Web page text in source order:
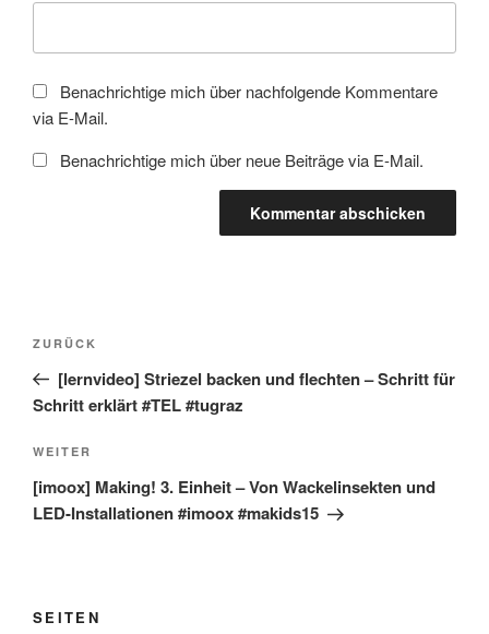
Benachrichtige mich über nachfolgende Kommentare
via E-Mail.
Benachrichtige mich über neue Beiträge via E-Mail.
Beitragsnavigation
Vorheriger
Beitrag
ZURÜCK
[lernvideo] Striezel backen und flechten – Schritt für
Schritt erklärt #TEL #tugraz
Nächster
Beitrag
WEITER
[imoox] Making! 3. Einheit – Von Wackelinsekten und
LED-Installationen #imoox #makids15
SEITEN